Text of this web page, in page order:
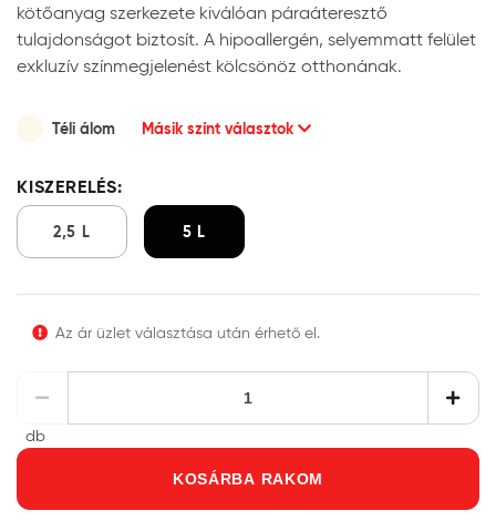
kötőanyag szerkezete kiválóan páraáteresztő
tulajdonságot biztosít. A hipoallergén, selyemmatt felület
exkluzív színmegjelenést kölcsönöz otthonának.
Téli álom Másik színt választok
KISZERELÉS:
2,5 L 5 L
Az ár üzlet választása után érhető el.
db
KOSÁRBA RAKOM